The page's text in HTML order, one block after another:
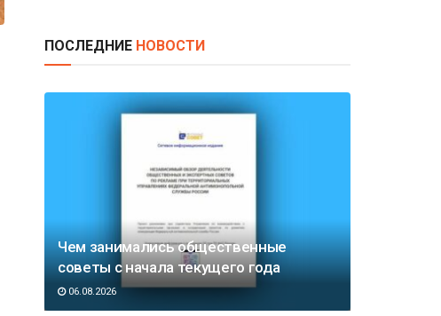
ПОСЛЕДНИЕ НОВОСТИ
Чем занимались общественные
советы с начала текущего года
06.08.2026